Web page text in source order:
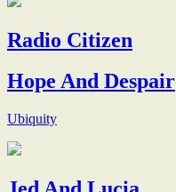
Radio Citizen
Hope And Despair
Ubiquity